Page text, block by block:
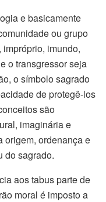
e basicamente
ou grupo
imundo,
o transgressor seja
o símbolo sagrado
de protegê-los
são
imaginária e
origem, ordenança e
do sagrado.
aos tabus parte de
moral é imposto a